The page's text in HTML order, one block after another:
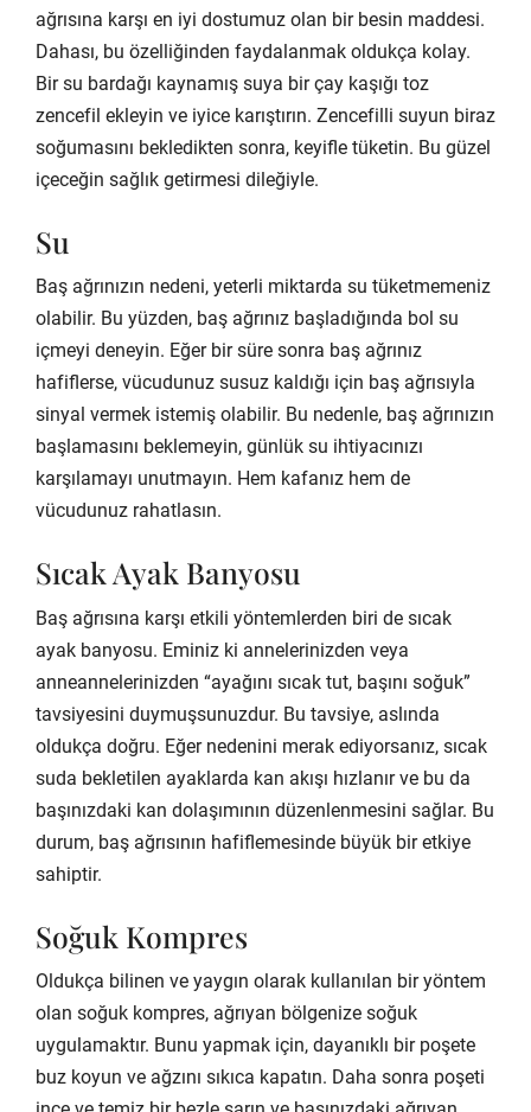
ağrısına karşı en iyi dostumuz olan bir besin maddesi.
Dahası, bu özelliğinden faydalanmak oldukça kolay.
Bir su bardağı kaynamış suya bir çay kaşığı toz
zencefil ekleyin ve iyice karıştırın. Zencefilli suyun biraz
soğumasını bekledikten sonra, keyifle tüketin. Bu güzel
içeceğin sağlık getirmesi dileğiyle.
Su
Baş ağrınızın nedeni, yeterli miktarda su tüketmemeniz
olabilir. Bu yüzden, baş ağrınız başladığında bol su
içmeyi deneyin. Eğer bir süre sonra baş ağrınız
hafiflerse, vücudunuz susuz kaldığı için baş ağrısıyla
sinyal vermek istemiş olabilir. Bu nedenle, baş ağrınızın
başlamasını beklemeyin, günlük su ihtiyacınızı
karşılamayı unutmayın. Hem kafanız hem de
vücudunuz rahatlasın.
Sıcak Ayak Banyosu
Baş ağrısına karşı etkili yöntemlerden biri de sıcak
ayak banyosu. Eminiz ki annelerinizden veya
anneannelerinizden “ayağını sıcak tut, başını soğuk”
tavsiyesini duymuşsunuzdur. Bu tavsiye, aslında
oldukça doğru. Eğer nedenini merak ediyorsanız, sıcak
suda bekletilen ayaklarda kan akışı hızlanır ve bu da
başınızdaki kan dolaşımının düzenlenmesini sağlar. Bu
durum, baş ağrısının hafiflemesinde büyük bir etkiye
sahiptir.
Soğuk Kompres
Oldukça bilinen ve yaygın olarak kullanılan bir yöntem
olan soğuk kompres, ağrıyan bölgenize soğuk
uygulamaktır. Bunu yapmak için, dayanıklı bir poşete
buz koyun ve ağzını sıkıca kapatın. Daha sonra poşeti